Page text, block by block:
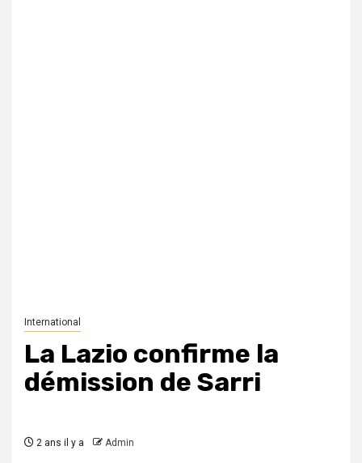
International
La Lazio confirme la
démission de Sarri
2 ans il y a Admin